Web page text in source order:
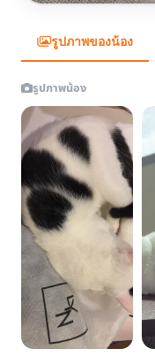
รูปภาพของน้อง
รูปภาพน้อง